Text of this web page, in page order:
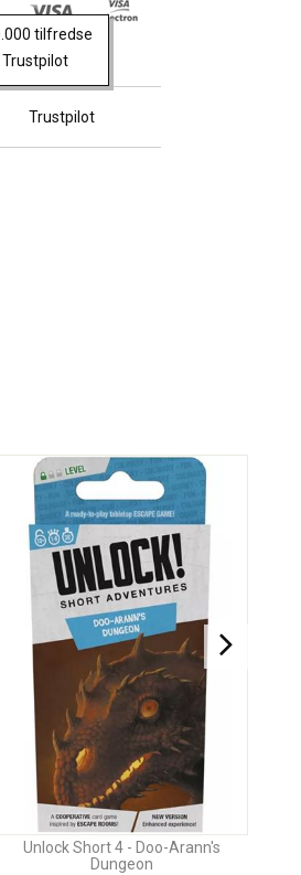
tilfredse
Trustpilot
Trustpilot
Unlock Short 4 - Doo-Arann's
Dungeon